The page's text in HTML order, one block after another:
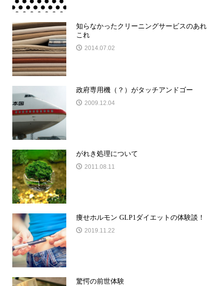
知らなかったクリーニングサービスのあれ
これ
2014.07.02
政府専用機（？）がタッチアンドゴー
2009.12.04
がれき処理について
2011.08.11
痩せホルモン GLP1ダイエットの体験談！
2019.11.22
驚愕の前世体験